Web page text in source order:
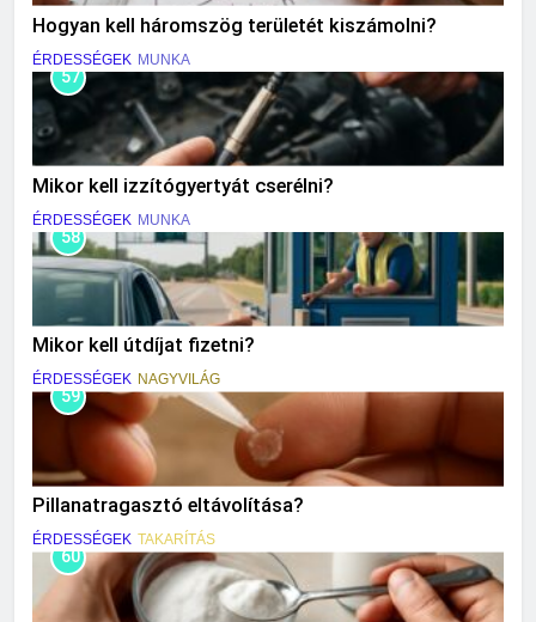
Hogyan kell háromszög területét kiszámolni?
ÉRDESSÉGEK MUNKA
57
Mikor kell izzítógyertyát cserélni?
ÉRDESSÉGEK MUNKA
58
Mikor kell útdíjat fizetni?
ÉRDESSÉGEK NAGYVILÁG
59
Pillanatragasztó eltávolítása?
ÉRDESSÉGEK TAKARÍTÁS
60